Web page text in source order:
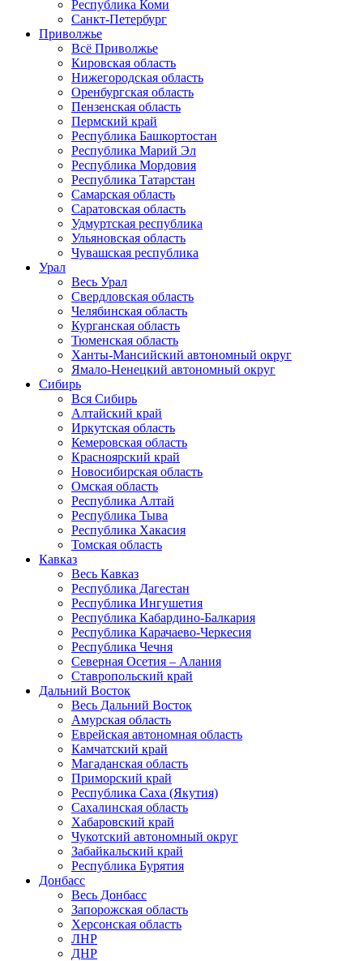
Республика Коми
Санкт-Петербург
Приволжье
Всё Приволжье
Кировская область
Нижегородская область
Оренбургская область
Пензенская область
Пермский край
Республика Башкортостан
Республика Марий Эл
Республика Мордовия
Республика Татарстан
Самарская область
Саратовская область
Удмуртская республика
Ульяновская область
Чувашская республика
Урал
Весь Урал
Свердловская область
Челябинская область
Курганская область
Тюменская область
Ханты-Мансийский автономный округ
Ямало-Ненецкий автономный округ
Сибирь
Вся Сибирь
Алтайский край
Иркутская область
Кемеровская область
Красноярский край
Новосибирская область
Омская область
Республика Алтай
Республика Тыва
Республика Хакасия
Томская область
Кавказ
Весь Кавказ
Республика Дагестан
Республика Ингушетия
Республика Кабардино-Балкария
Республика Карачаево-Черкесия
Республика Чечня
Северная Осетия – Алания
Ставропольский край
Дальний Восток
Весь Дальний Восток
Амурская область
Еврейская автономная область
Камчатский край
Магаданская область
Приморский край
Республика Саха (Якутия)
Сахалинская область
Хабаровский край
Чукотский автономный округ
Забайкальский край
Республика Бурятия
Донбасс
Весь Донбасс
Запорожская область
Херсонская область
ЛНР
ДНР